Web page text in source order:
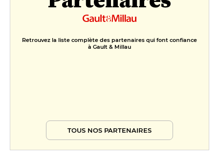
Retrouvez la liste complète des partenaires qui font confiance
à Gault & Millau
TOUS NOS PARTENAIRES